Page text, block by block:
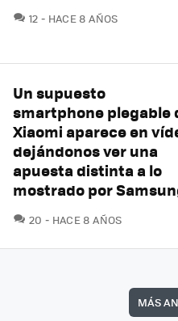
12 COMENTARIOS
HACE 8 AÑOS
Un supuesto
smartphone plegable
Xiaomi aparece en
dejándonos ver una
apuesta distinta a lo
mostrado por
20 COMENTARIOS
HACE 8 AÑOS
MÁS